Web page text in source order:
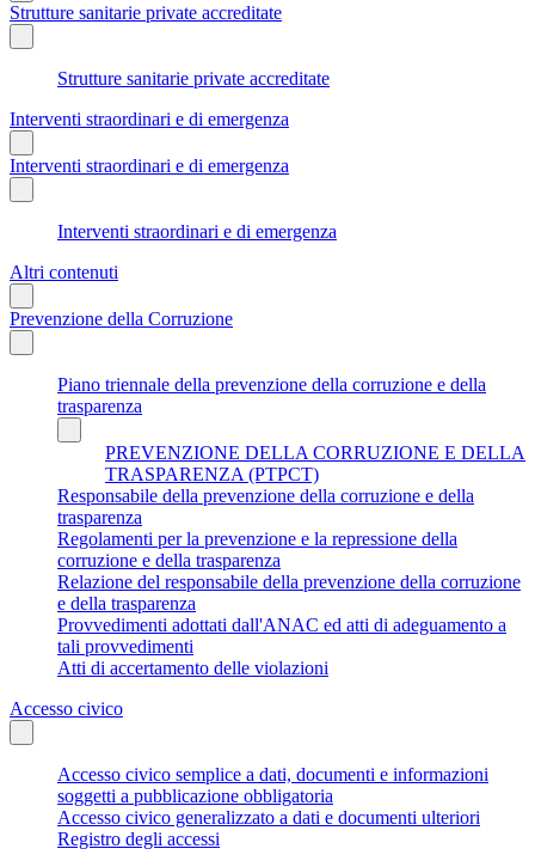
Strutture sanitarie private accreditate
Strutture sanitarie private accreditate
Interventi straordinari e di emergenza
Interventi straordinari e di emergenza
Interventi straordinari e di emergenza
Altri contenuti
Prevenzione della Corruzione
Piano triennale della prevenzione della corruzione e della
trasparenza
PREVENZIONE DELLA CORRUZIONE E DELLA
TRASPARENZA (PTPCT)
Responsabile della prevenzione della corruzione e della
trasparenza
Regolamenti per la prevenzione e la repressione della
corruzione e della trasparenza
Relazione del responsabile della prevenzione della corruzione
e della trasparenza
Provvedimenti adottati dall'ANAC ed atti di adeguamento a
tali provvedimenti
Atti di accertamento delle violazioni
Accesso civico
Accesso civico semplice a dati, documenti e informazioni
soggetti a pubblicazione obbligatoria
Accesso civico generalizzato a dati e documenti ulteriori
Registro degli accessi